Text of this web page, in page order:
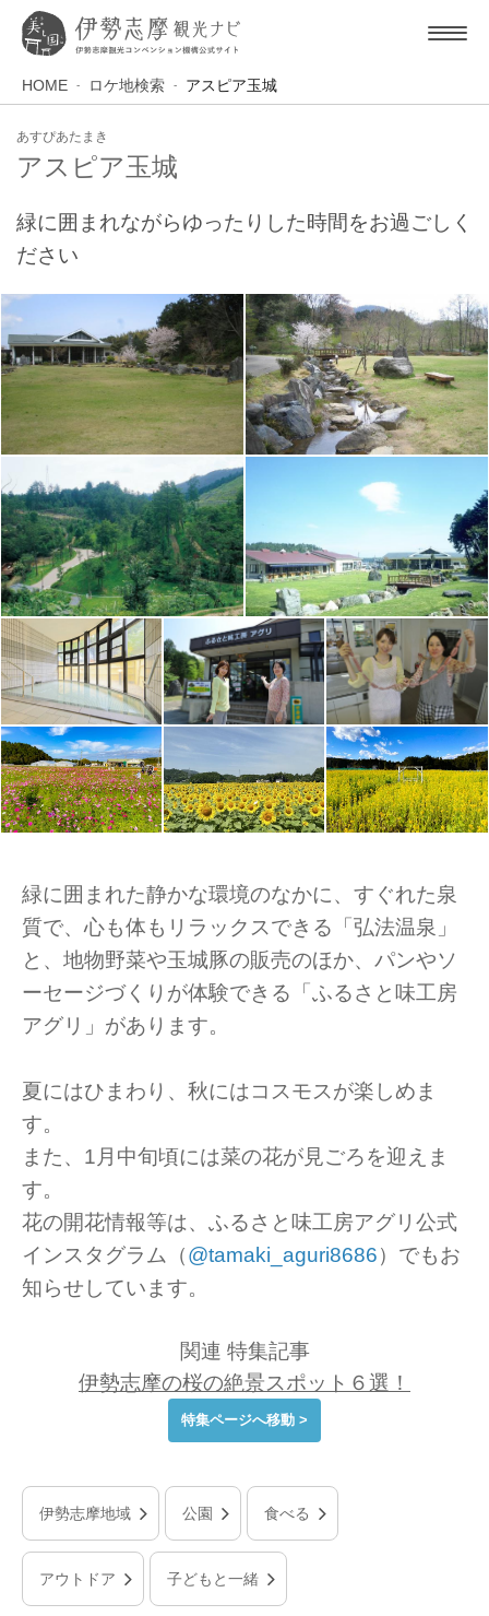
HOME ロケ地検索 アスピア玉城
あすぴあたまき
アスピア玉城
緑に囲まれながらゆったりした時間をお過ごしく
ださい
緑に囲まれた静かな環境のなかに、すぐれた泉
質で、心も体もリラックスできる「弘法温泉」
と、地物野菜や玉城豚の販売のほか、パンやソ
ーセージづくりが体験できる「ふるさと味工房
アグリ」があります。
夏にはひまわり、秋にはコスモスが楽しめま
す。
また、1月中旬頃には菜の花が見ごろを迎えま
す。
花の開花情報等は、ふるさと味工房アグリ公式
インスタグラム（@tamaki_aguri8686）でもお
知らせしています。
関連 特集記事
伊勢志摩の桜の絶景スポット６選！
特集ページへ移動 >
伊勢志摩地域 公園 食べる
アウトドア 子どもと一緒